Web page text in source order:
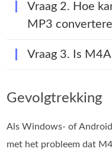
Vraag 2. Hoe
MP3
Vraag 3. Is
Gevolgtrekking
Als Windows‑ of
met het probleem dat